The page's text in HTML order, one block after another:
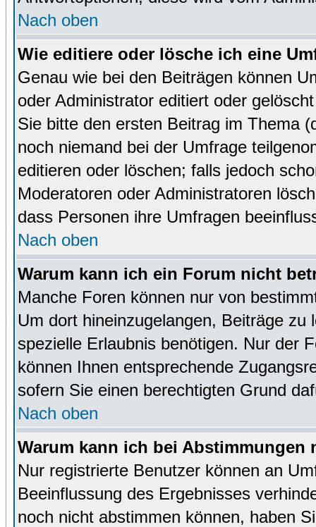
Nach oben
Wie editiere oder lösche ich eine
Genau wie bei den Beiträgen können
oder Administrator editiert oder
Sie bitte den ersten Beitrag im Thema
noch niemand bei der Umfrage
editieren oder löschen; falls jedoch
Moderatoren oder Administratoren
dass Personen ihre Umfragen
Nach oben
Warum kann ich ein Forum nicht
Manche Foren können nur von
Um dort hineinzugelangen, Beiträge
spezielle Erlaubnis benötigen. Nur der
können Ihnen entsprechende
sofern Sie einen berechtigten Grund
Nach oben
Warum kann ich bei Abstimmungen
Nur registrierte Benutzer können an
Beeinflussung des Ergebnisses
noch nicht abstimmen können, haben